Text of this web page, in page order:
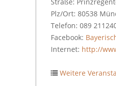
Plz/Ort: 80538
Telefon: 089
Facebook:
Internet: http://
Weitere